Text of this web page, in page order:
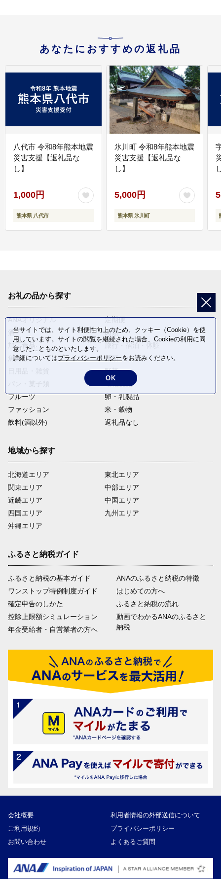
あなたにおすすめの返礼品
八代市 令和8年熊本地震
災害支援【返礼品な
し】
1,000円
熊本県 八代市
氷川町 令和8年熊本地震
災害支援【返礼品な
し】
5,000円
熊本県 氷川町
お礼の品から探す
ANAオリジナル
定期便
酒
肉類
加工食品
魚介類
麺類
野菜
フルーツ
卵・乳製品
ファッション
米・穀物
飲料(酒以外)
返礼品なし
地域から探す
北海道エリア
関東エリア
近畿エリア
四国エリア
沖縄エリア
東北エリア
中部エリア
中国エリア
九州エリア
ふるさと納税ガイド
ふるさと納税の基本ガイド
ワンストップ特例制度ガイド
確定申告のしかた
控除上限額シミュレーション
年金受給者・自営業者の方へ
ANAのふるさと納税の特徴
はじめての方へ
ふるさと納税の流れ
動画でわかるANAのふるさと
納税
会社概要
利用者情報の外部送信について
ご利用規約
プライバシーポリシー
お問い合わせ
よくあるご質問
当サイトでは、サイト利便性向上のため、クッキー（Cookie）を使
用しています。サイトの閲覧を継続された場合、Cookieの利用に同
意したことものといたします。
詳細についてはプライバシーポリシーをお読みください。
OK